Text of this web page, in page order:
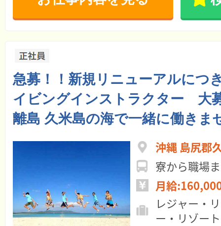
急募！！新規リニューアルにつ
イビングインストラクター 大
離島 久米島の海で一緒に働きま
沖縄 島尻郡
寮から職場
月給
レジャー・
ー・リゾート